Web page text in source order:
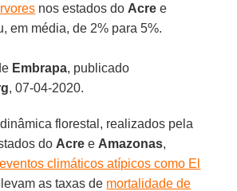
nos estados do Acre e
em média, de 2% para 5%.
Embrapa, publicado
, 07-04-2020.
florestal, realizados pela
do Acre e Amazonas,
eventos climáticos atípicos como El
as taxas de mortalidade de